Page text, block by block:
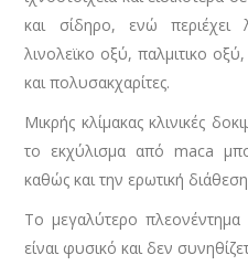
και σίδηρο, ενώ περιέχει
λινολεϊκο οξύ, παλμιτικο
και πολυσακχαρίτες.
Μικρής κλίμακας κλινικές
το εκχύλισμα από maca
καθώς και την ερωτική
Το μεγαλύτερο
είναι φυσικό και δεν